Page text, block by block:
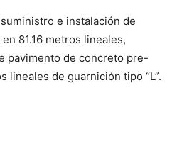
e instalación de
81.16 metros lineales,
pavimento de concreto pre-
lineales de guarnición tipo “L”.